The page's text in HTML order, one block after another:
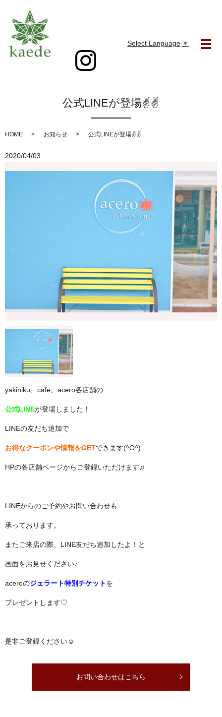
Select Language ▼
メ
公式LINEが登場✌✌
HOME お知らせ 公式LINEが登場✌✌
2020/04/03
yakiniku、cafe、acero各店舗の
公式LINEが登場しました！
LINEの友だち追加で
お得なクーポンや情報をGETできます(^O^)
HPの各店舗ページからご登録いただけます♫
LINEからのご予約やお問い合わせも
承っております。
またご来店の際、LINE友だち追加したよ！と
画面をお見せください♪
aceroのジェラート特別チケットを
プレゼントします♡
是非ご登録ください☺
お問い合わせはこちら